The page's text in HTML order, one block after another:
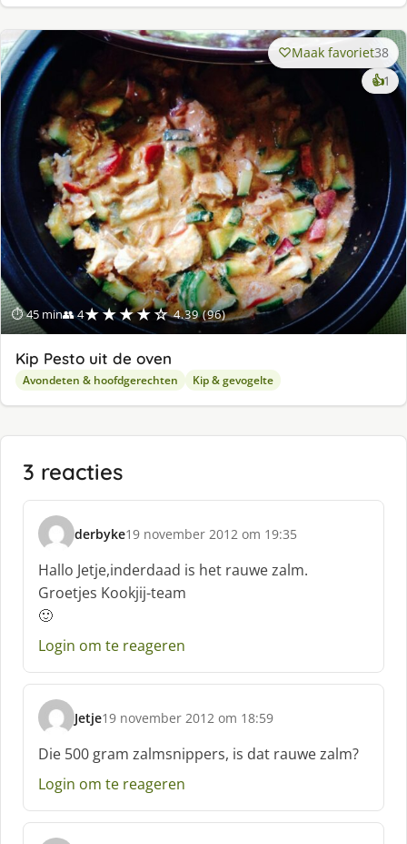
⏱ 45 min👥 4★★★★☆ 4.39 (96)
Maak favoriet38
👍1
Kip Pesto uit de oven
Avondeten & hoofdgerechten Kip & gevogelte
3 reacties
derbyke
s
c
h
r
e
e
:
19 november 2012 om 19:35
Hallo Jetje,inderdaad is het rauwe zalm.
Groetjes Kookjij-team
🙂
Login om te reageren
Jetje
s
c
h
r
e
19 november 2012 om 18:59
Die 500 gram zalmsnippers, is dat rauwe zalm?
Login om te reageren